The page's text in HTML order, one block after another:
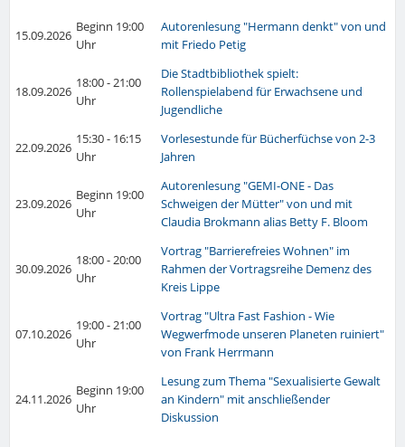
15.09.2026
Beginn 19:00
Uhr
Autorenlesung "Hermann denkt" von und
mit Friedo Petig
18.09.2026
18:00 - 21:00
Uhr
Die Stadtbibliothek spielt:
Rollenspielabend für Erwachsene und
Jugendliche
22.09.2026
15:30 - 16:15
Uhr
Vorlesestunde für Bücherfüchse von 2-3
Jahren
23.09.2026
Beginn 19:00
Uhr
Autorenlesung "GEMI-ONE - Das
Schweigen der Mütter" von und mit
Claudia Brokmann alias Betty F. Bloom
30.09.2026
18:00 - 20:00
Uhr
Vortrag "Barrierefreies Wohnen" im
Rahmen der Vortragsreihe Demenz des
Kreis Lippe
07.10.2026
19:00 - 21:00
Uhr
Vortrag "Ultra Fast Fashion - Wie
Wegwerfmode unseren Planeten ruiniert"
von Frank Herrmann
24.11.2026
Beginn 19:00
Uhr
Lesung zum Thema "Sexualisierte Gewalt
an Kindern" mit anschließender
Diskussion